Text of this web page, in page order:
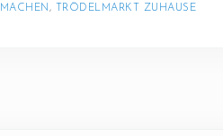
MACHEN, TRÖDELMARKT ZUHAUSE